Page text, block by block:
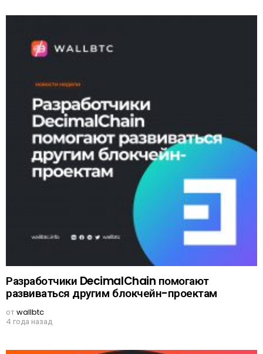
Разработчики DecimalChain помогают
развиваться другим блокчейн-проектам
отwallbtc
4 года назад